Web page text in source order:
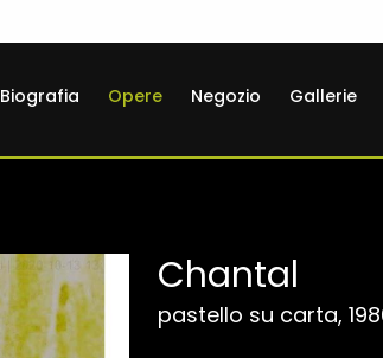
Biografia Opere Negozio Gallerie
Chantal
pastello su carta,